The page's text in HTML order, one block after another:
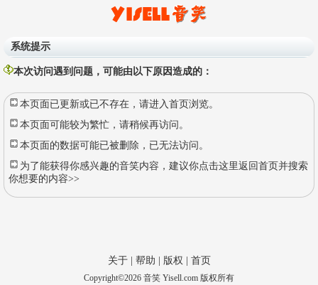
系统提示
本次访问遇到问题，可能由以下原因造成的：
本页面已更新或已不存在，请进入首页浏览。
本页面可能较为繁忙，请稍候再访问。
本页面的数据可能已被删除，已无法访问。
为了能获得你感兴趣的音笑内容，建议你点击这里返回首页并搜索
你想要的内容>>
关于| 帮助 版权 首页
Copyright©2026 音笑 Yisell.com 版权所有